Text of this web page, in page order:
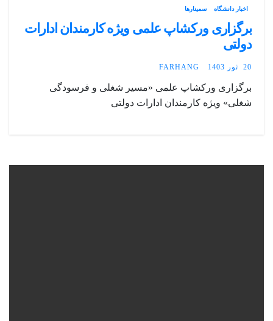
اخبار دانشگاه سمینارها
برگزاری ورکشاپ علمی ویژه کارمندان ادارات
دولتی
20 ثور 1403 FARHANG
برگزاری ورکشاپ علمی «مسیر شغلی و فرسودگی
شغلی» ویژه کارمندان ادارات دولتی